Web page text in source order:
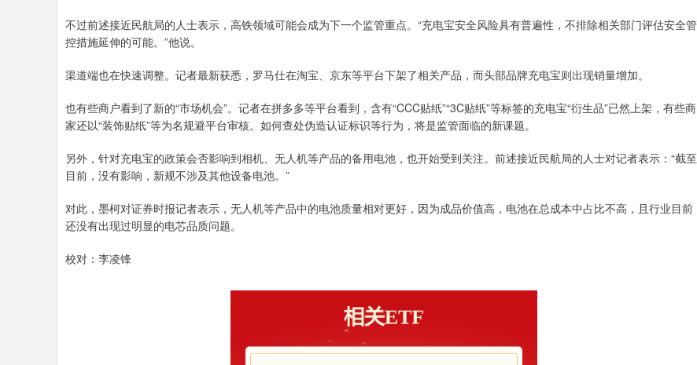
不过前述接近民航局的人士表示，高铁领域可能会成为下一个监管重点。“充电宝安全风险具有普遍性，不排除相关部门评估安全管
控措施延伸的可能。”他说。
渠道端也在快速调整。记者最新获悉，罗马仕在淘宝、京东等平台下架了相关产品，而头部品牌充电宝则出现销量增加。
也有些商户看到了新的“市场机会”。记者在拼多多等平台看到，含有“CCC贴纸”“3C贴纸”等标签的充电宝“衍生品”已然上架，有些商
家还以“装饰贴纸”等为名规避平台审核。如何查处伪造认证标识等行为，将是监管面临的新课题。
另外，针对充电宝的政策会否影响到相机、无人机等产品的备用电池，也开始受到关注。前述接近民航局的人士对记者表示：“截至
目前，没有影响，新规不涉及其他设备电池。”
对此，墨柯对证券时报记者表示，无人机等产品中的电池质量相对更好，因为成品价值高，电池在总成本中占比不高，且行业目前
还没有出现过明显的电芯品质问题。
校对：李凌锋